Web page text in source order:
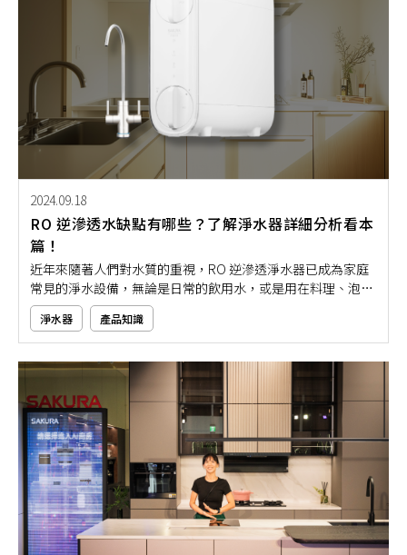
2024.09.18
RO 逆滲透水缺點有哪些？了解淨水器詳細分析看本
篇！
近年來隨著人們對水質的重視，RO 逆滲透淨水器已成為家庭
常見的淨水設備，無論是日常的飲用水，或是用在料理、泡茶
或沖咖啡等，然而網路上也流傳著不少RO 逆滲透淨水器缺點
的說法，例如：喝RO 水對身體不好、佔用空間大等，究竟這
些說法是否屬實？就讓本文為你解答關於RO 逆滲透淨水器的
常見疑問！
淨水器 產品知識